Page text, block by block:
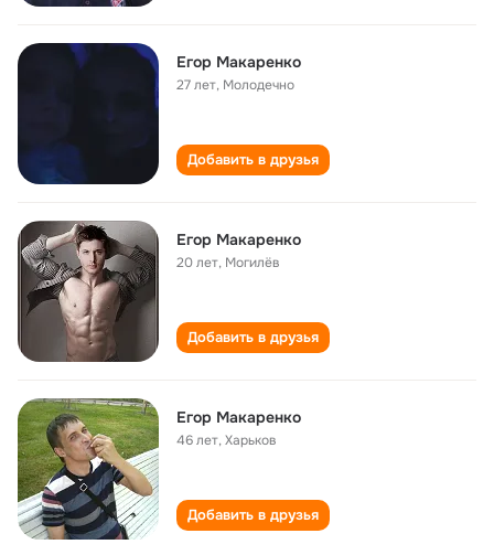
Егор Макаренко
27 лет, Молодечно
Добавить в друзья
Егор Макаренко
20 лет, Могилёв
Добавить в друзья
Егор Макаренко
46 лет,Харьков
Добавить в друзья